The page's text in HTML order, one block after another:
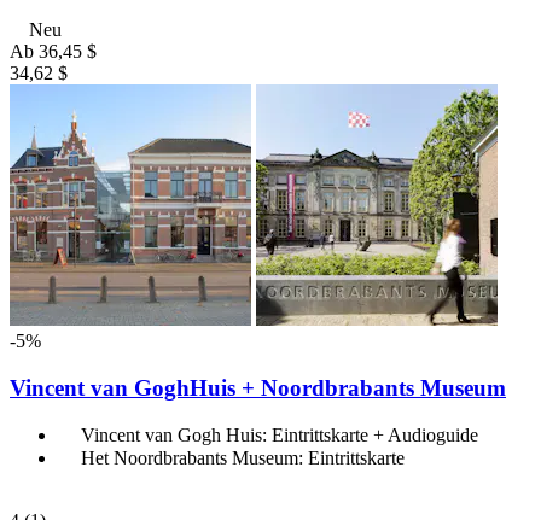
Neu
Ab 36,45 $
34,62 $
-5%
Vincent van GoghHuis + Noordbrabants Museum
Vincent van Gogh Huis: Eintrittskarte + Audioguide
Het Noordbrabants Museum: Eintrittskarte